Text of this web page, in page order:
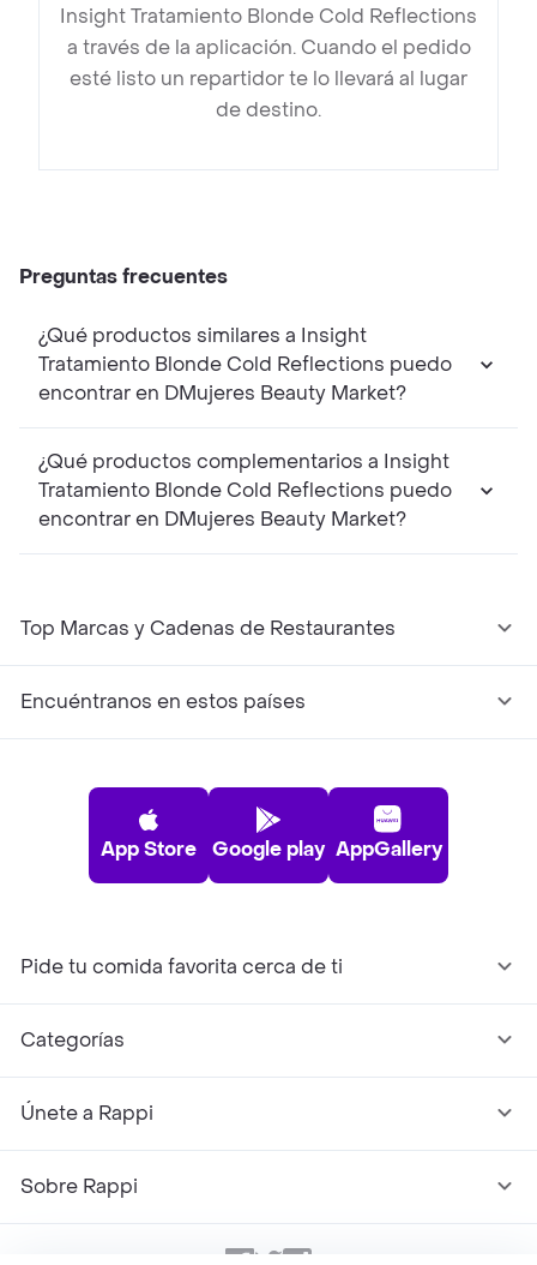
Insight Tratamiento Blonde Cold Reflections
a través de la aplicación. Cuando el pedido
esté listo un repartidor te lo llevará al lugar
de destino.
Preguntas frecuentes
¿Qué productos similares a Insight
Tratamiento Blonde Cold Reflections puedo
encontrar en DMujeres Beauty Market?
¿Qué productos complementarios a Insight
Tratamiento Blonde Cold Reflections puedo
encontrar en DMujeres Beauty Market?
Top Marcas y Cadenas de Restaurantes
Encuéntranos en estos países
App Store Google play AppGallery
Pide tu comida favorita cerca de ti
Categorías
Únete a Rappi
Sobre Rappi